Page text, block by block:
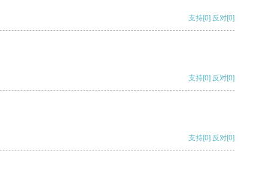
支持[0] 反对[0]
支持[0] 反对[0]
支持[0] 反对[0]